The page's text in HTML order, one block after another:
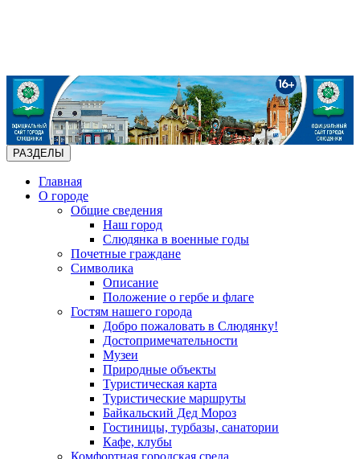
РАЗДЕЛЫ
Главная
О городе
Общие сведения
Наш город
Слюдянка в военные годы
Почетные граждане
Символика
Описание
Положение о гербе и флаге
Гостям нашего города
Добро пожаловать в Слюдянку!
Достопримечательности
Музеи
Природные объекты
Туристическая карта
Туристические маршруты
Байкальский Дед Мороз
Гостиницы, турбазы, санатории
Кафе, клубы